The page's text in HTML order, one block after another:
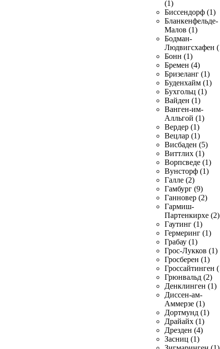
(1)
Биссендорф (1)
Бланкенфельде-
Малов (1)
Бодман-
Людвигсхафен
Бонн (1)
Бремен (4)
Бризеланг (1)
Буденхайм (1)
Бухгольц (1)
Вайден (1)
Ванген-им-
Алльгой (1)
Вердер (1)
Вецлар (1)
Висбаден (5)
Виттлих (1)
Ворпсведе (1)
Вунсторф (1)
Галле (2)
Гамбург (9)
Ганновер (2)
Гармиш-
Партенкирхе (2)
Гаутинг (1)
Гермеринг (1)
Грабау (1)
Грос-Лукков (1)
Гросберен (1)
Гроссайтинген
Грюнвальд (2)
Денклинген (1)
Диссен-ам-
Аммерзе (1)
Дортмунд (1)
Драйайх (1)
Дрезден (4)
Засниц (1)